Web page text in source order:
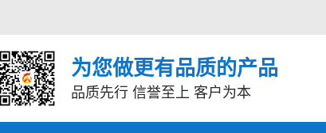
为您做更有品质的产品
品质先行 信誉至上 客户为本